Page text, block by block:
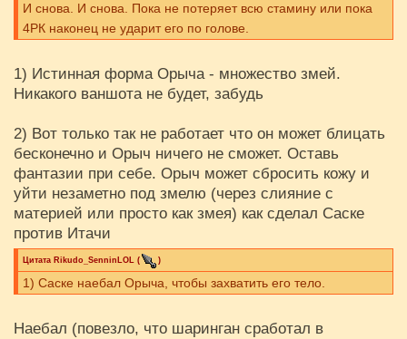
И снова. И снова. Пока не потеряет всю стамину или пока
4РК наконец не ударит его по голове.
1) Истинная форма Орыча - множество змей.
Никакого ваншота не будет, забудь
2) Вот только так не работает что он может блицать
бесконечно и Орыч ничего не сможет. Оставь
фантазии при себе. Орыч может сбросить кожу и
уйти незаметно под змелю (через слияние с
материей или просто как змея) как сделал Саске
против Итачи
Цитата Rikudo_SenninLOL ( )
1) Саске наебал Орыча, чтобы захватить его тело.
Наебал (повезло, что шаринган сработал в